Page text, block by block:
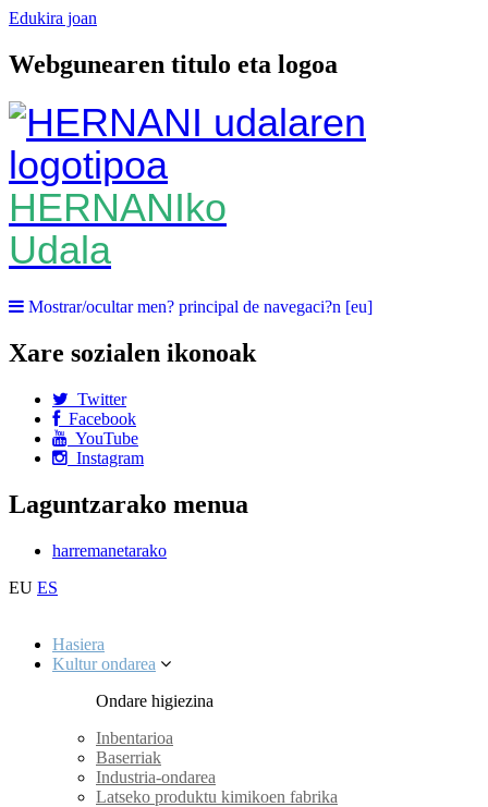
Edukira joan
Webgunearen titulo eta logoa
HERNANIko
Udala
Mostrar/ocultar men? principal de navegaci?n [eu]
Xare sozialen ikonoak
Twitter
Facebook
YouTube
Instagram
Laguntzarako menua
harremanetarako
EU ES
Hasiera
Kultur ondarea
Ondare higiezina
Inbentarioa
Baserriak
Industria-ondarea
Latseko produktu kimikoen fabrika